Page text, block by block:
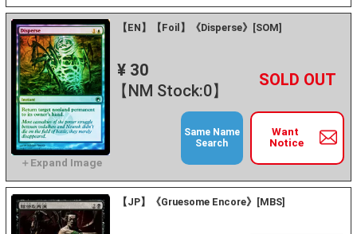
【EN】【Foil】《Disperse》[SOM]
¥ 30
【NM Stock:0】
－ +
Want
Notice
Same Name
Search
【JP】《Gruesome Encore》[MBS]